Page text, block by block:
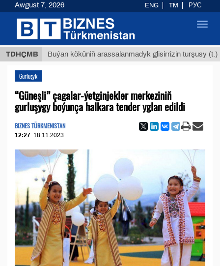
TDHÇMBBuýan köküniň arassalanmadyk glisirrizin turşusy (t.)
Gurluşyk
“Güneşli” çagalar-ýetginjekler merkeziniň
gurluşygy boýunça halkara tender yglan edildi
BIZNES TÜRKMENISTAN
12:27 18.11.2023
Awgust 7, 2026 ENG TM РУС